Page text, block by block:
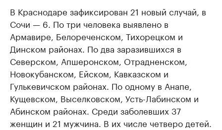
В Краснодаре зафиксирован 21 новый случай, в
Сочи — 6. По три человека выявлено в
Армавире, Белореченском, Тихорецком и
Динском районах. По два заразившихся в
Северском, Апшеронском, Отрадненском,
Новокубанском, Ейском, Кавказском и
Гулькевичском районах. По одному в Анапе,
Кущевском, Выселковском, Усть-Лабинском и
Абинском районах. Среди заболевших 37
женщин и 21 мужчина. В их числе четверо детей.